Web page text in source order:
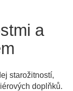
a
starožitností,
doplňků.